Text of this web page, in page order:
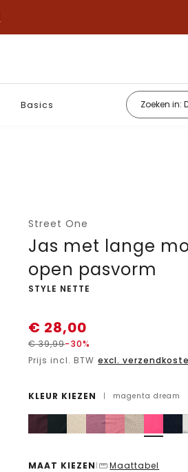
Basics
Street One
Jas met lange
open pasvorm
-
STYLE NETTE
€ 28,00
€39,99-30%
Prijs incl. BTW excl.
KLEUR KIEZEN | magenta dream
MAAT KIEZEN | Maattabel